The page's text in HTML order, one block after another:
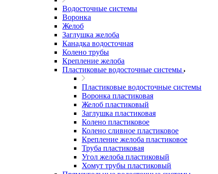
Водосточные системы
Воронка
Желоб
Заглушка желоба
Канадка водосточная
Колено трубы
Крепление желоба
Пластиковые водосточные системы
Пластиковые водосточные системы
Воронка пластиковая
Желоб пластиковый
Заглушка пластиковая
Колено пластиковое
Колено сливное пластиковое
Крепление желоба пластиковое
Труба пластиковая
Угол желоба пластиковый
Хомут трубы пластиковый